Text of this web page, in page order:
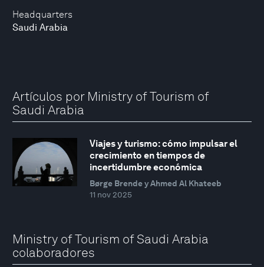
Headquarters
Saudi Arabia
Artículos por Ministry of Tourism of
Saudi Arabia
Viajes y turismo: cómo impulsar el
crecimiento en tiempos de
incertidumbre económica
Børge Brende y Ahmed Al Khateeb
11 nov 2025
Ministry of Tourism of Saudi Arabia
colaboradores